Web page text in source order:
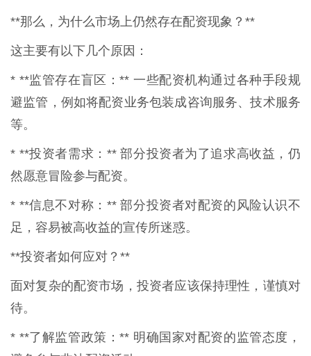
**那么，为什么市场上仍然存在配资现象？**
这主要有以下几个原因：
* **监管存在盲区：** 一些配资机构通过各种手段规
避监管，例如将配资业务包装成咨询服务、技术服务
等。
* **投资者需求：** 部分投资者为了追求高收益，仍
然愿意冒险参与配资。
* **信息不对称：** 部分投资者对配资的风险认识不
足，容易被高收益的宣传所迷惑。
**投资者如何应对？**
面对复杂的配资市场，投资者应该保持理性，谨慎对
待。
* **了解监管政策：** 明确国家对配资的监管态度，